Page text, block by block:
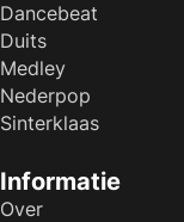
Dancebeat
Duits
Medley
Nederpop
Sinterklaas
Informatie
Over